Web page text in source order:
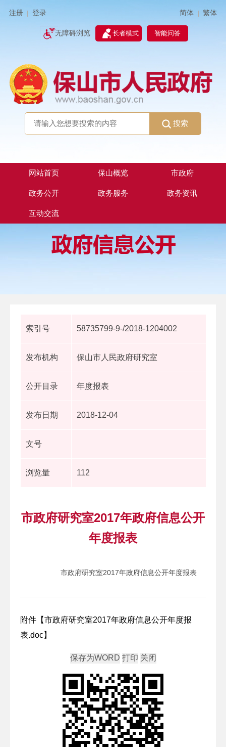
注册 登录 简体 | 繁体
无障碍浏览 长者模式 智能问答
搜索
网站首页 保山概览 市政府
政务公开 政务服务 政务资讯
互动交流
索引号 58735799-9-/2018-1204002
发布机构 保山市人民政府研究室
公开目录 年度报表
发布日期 2018-12-04
文号
浏览量 112
市政府研究室2017年政府信息公开
年度报表
市政府研究室2017年政府信息公开年度报表
附件【市政府研究室2017年政府信息公开年度报
表.doc】